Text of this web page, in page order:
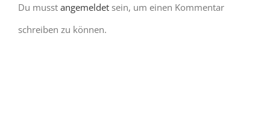
Du musst angemeldet sein, um einen Kommentar
schreiben zu können.